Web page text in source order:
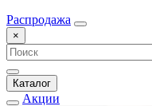
Распродажа
×
Каталог
Акции